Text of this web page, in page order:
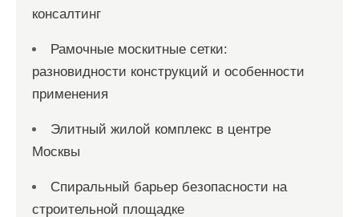
консалтинг
Рамочные москитные сетки:
разновидности конструкций и особенности
применения
Элитный жилой комплекс в центре
Москвы
Спиральный барьер безопасности на
строительной площадке